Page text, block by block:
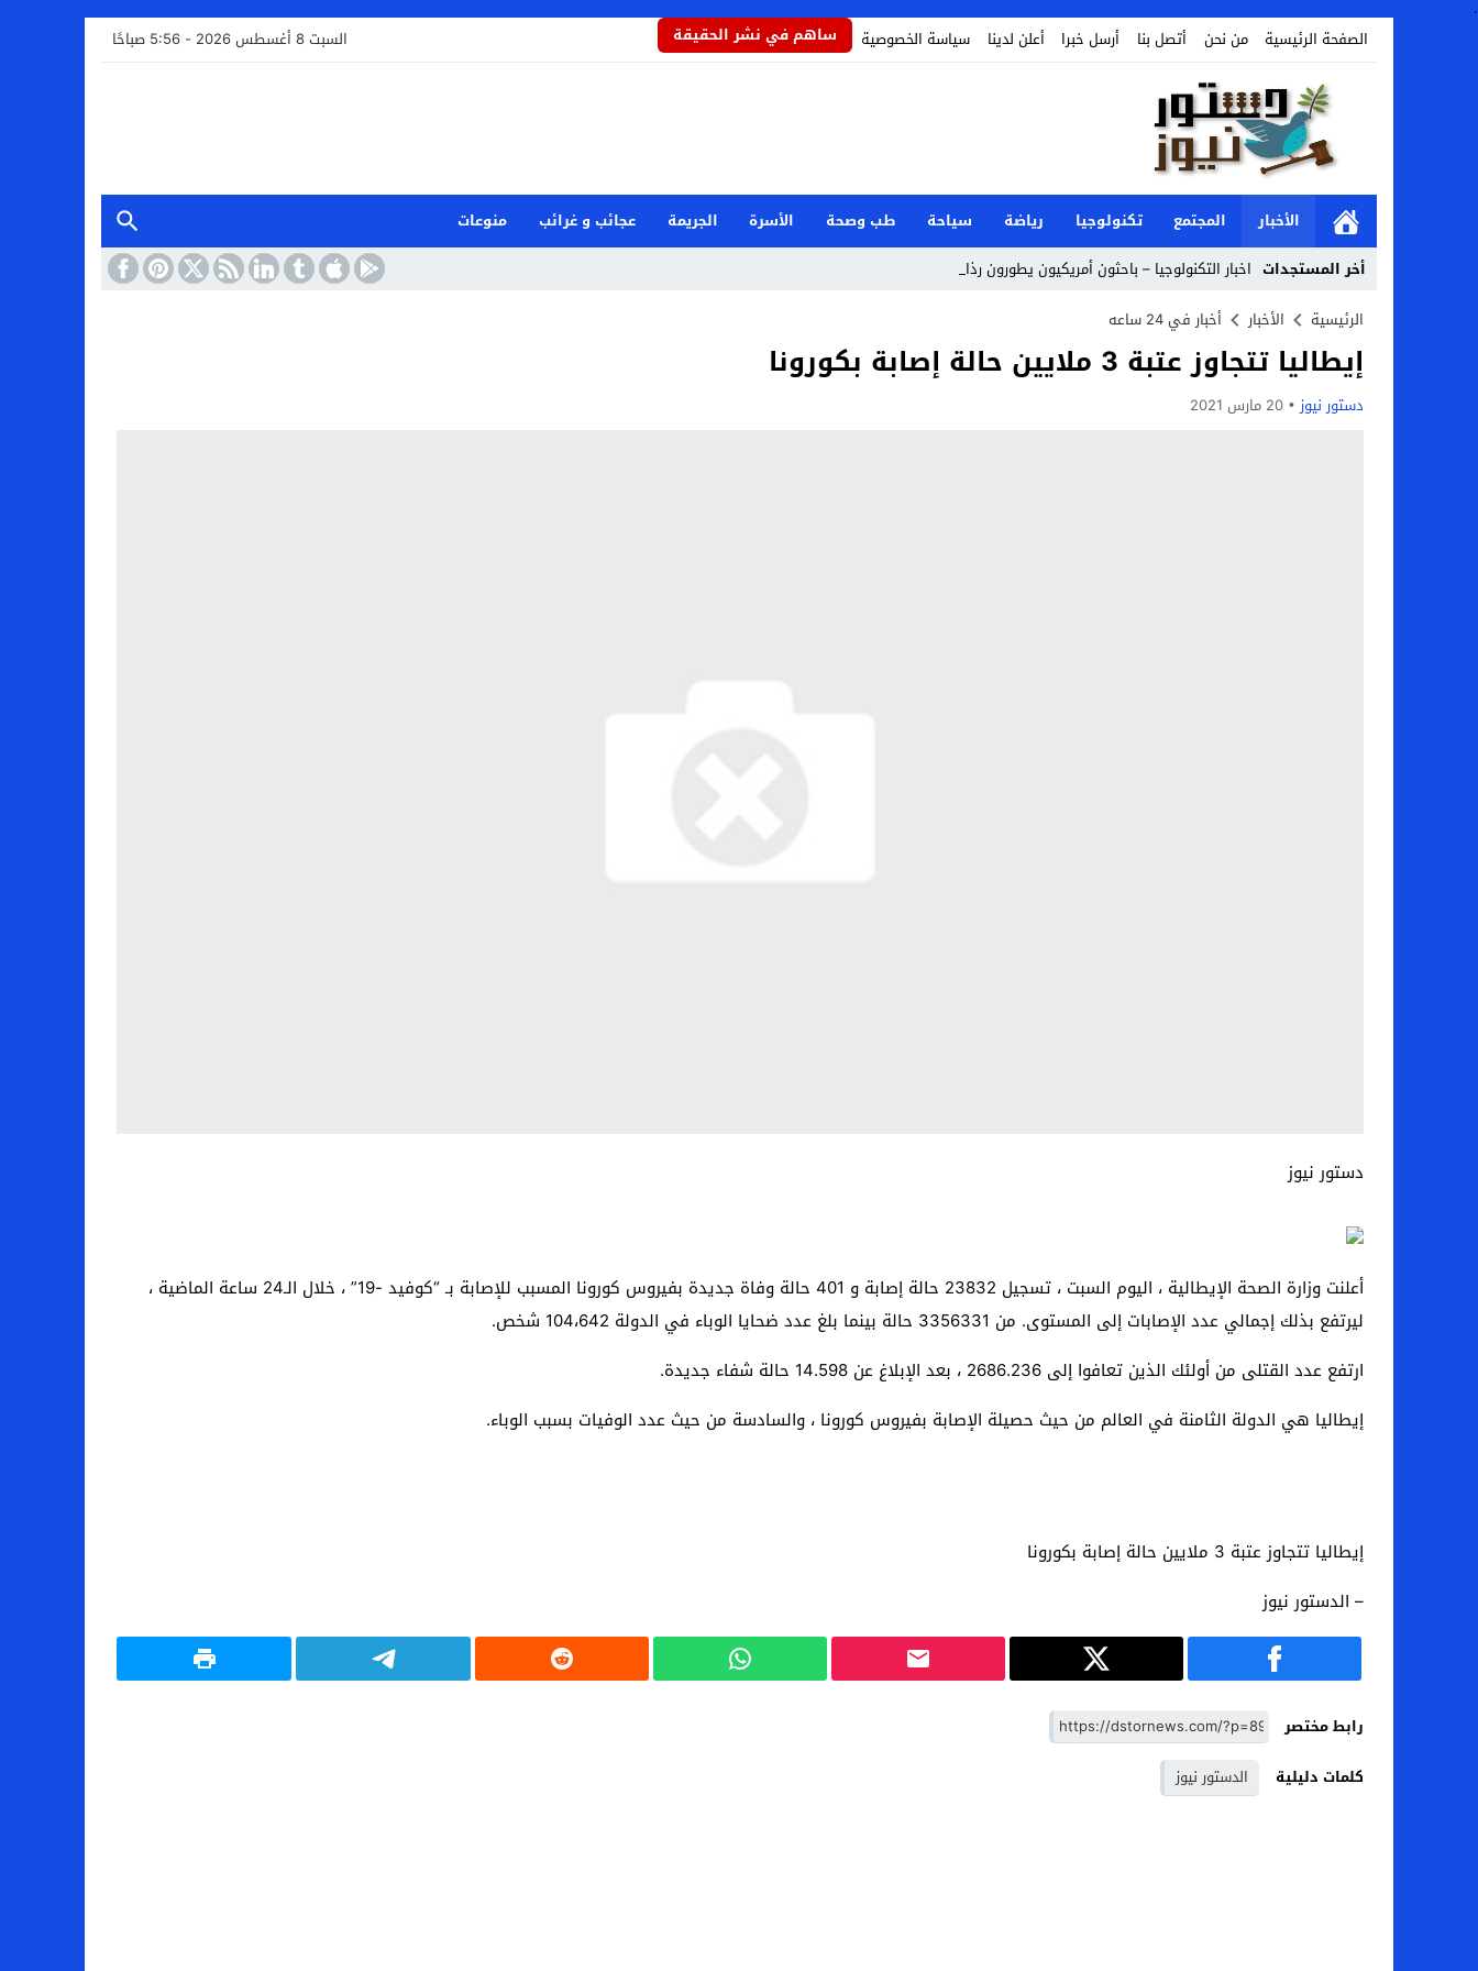
.
الصفحة الرئيسية
من نحن أتصل بنا أرسل خبرا أعلن لدينا سياسة الخصوصية ساهم في نشر الحقيقة السبت 8 أغسطس 2026 - 5:56 صباحًا
الأخبار المجتمع تكنولوجيا رياضة سياحة طب وصحة الأسرة الجريمة عجائب و غرائب
منوعات
أخر المستجدات اخبار التكنولوجيا – باحثون أمريكيون يطورون رذاذاً ي _
Stop
Previous
Next
الرئيسية الأخبار أخبار في 24 ساعه
إيطاليا تتجاوز عتبة 3 ملايين حالة إصابة بكورونا
دستور نيوز 20 مارس 2021
دستور نيوز
أعلنت وزارة الصحة الإيطالية ، اليوم السبت ، تسجيل 23832 حالة إصابة و 401 حالة وفاة جديدة بفيروس كورونا المسبب للإصابة بـ “كوفيد -19” ، خلال الـ24 ساعة الماضية ،
ليرتفع بذلك إجمالي عدد الإصابات إلى المستوى. من 3356331 حالة بينما بلغ عدد ضحايا الوباء في الدولة 104،642 شخص.
ارتفع عدد القتلى من أولئك الذين تعافوا إلى 2686.236 ، بعد الإبلاغ عن 14.598 حالة شفاء جديدة.
إيطاليا هي الدولة الثامنة في العالم من حيث حصيلة الإصابة بفيروس كورونا ، والسادسة من حيث عدد الوفيات بسبب الوباء.
إيطاليا تتجاوز عتبة 3 ملايين حالة إصابة بكورونا
– الدستور نيوز
رابط مختصر
كلمات دليلية
الدستور نيوز